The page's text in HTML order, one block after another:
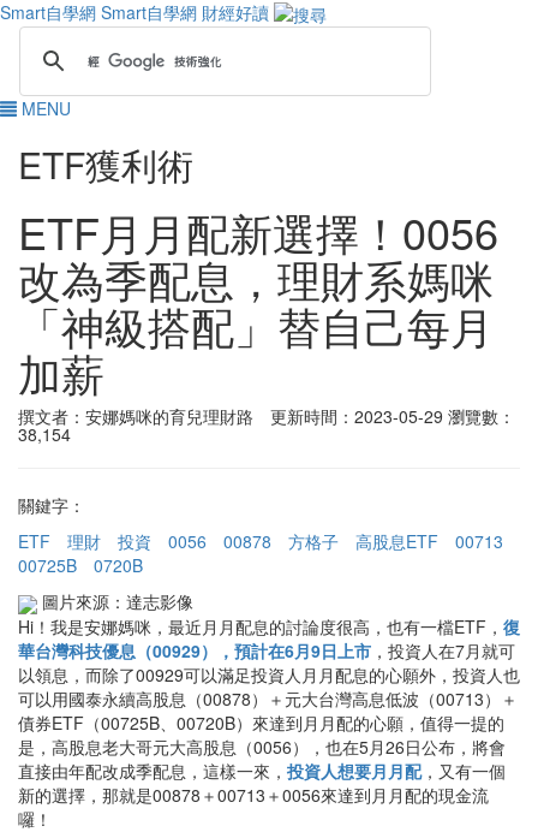
Smart自學網 Smart自學網 財經好讀
MENU
ETF獲利術
ETF月月配新選擇！0056
改為季配息，理財系媽咪
「神級搭配」替自己每月
加薪
撰文者：安娜媽咪的育兒理財路 更新時間：2023-05-29 瀏覽數：
38,154
關鍵字：
ETF
理財 投資 0056 00878 方格子 高股息ETF
00713
00725B
0720B
圖片來源：達志影像
Hi！我是安娜媽咪，最近月月配息的討論度很高，也有一檔ETF， 復
華台灣科技優息（00929），預計在6月9日上市 ，投資人在7月就可
以領息，而除了00929可以滿足投資人月月配息的心願外，投資人也
可以用國泰永續高股息（00878）＋元大台灣高息低波（00713）＋
債券ETF（00725B、00720B）來達到月月配的心願，值得一提的
是，高股息老大哥元大高股息（0056），也在5月26日公布，將會
直接由年配改成季配息，這樣一來， 投資人想要月月配，又有一個
新的選擇，那就是00878＋00713＋0056來達到月月配的現金流
囉！